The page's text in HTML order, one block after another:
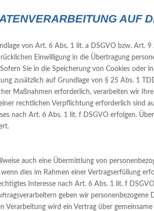
AUF
von Art. 6 Abs. 1 lit. a DSGVO bzw. Art. 9
Einwilligung in die Übertragung
Sie in die Speicherung von Cookies oder
zusätzlich auf Grundlage von § 25 Abs. 1
Maßnahmen erforderlich, verarbeiten wir
rechtlichen Verpflichtung erforderlich sind
nach Art. 6 Abs. 1 lit. f DSGVO erfolgen.
auch eine Übermittlung von
dies im Rahmen einer Vertragserfüllung
Interesse nach Art. 6 Abs. 1 lit. f
geben wir personenbezogene
Verarbeitung wird ein Vertrag über